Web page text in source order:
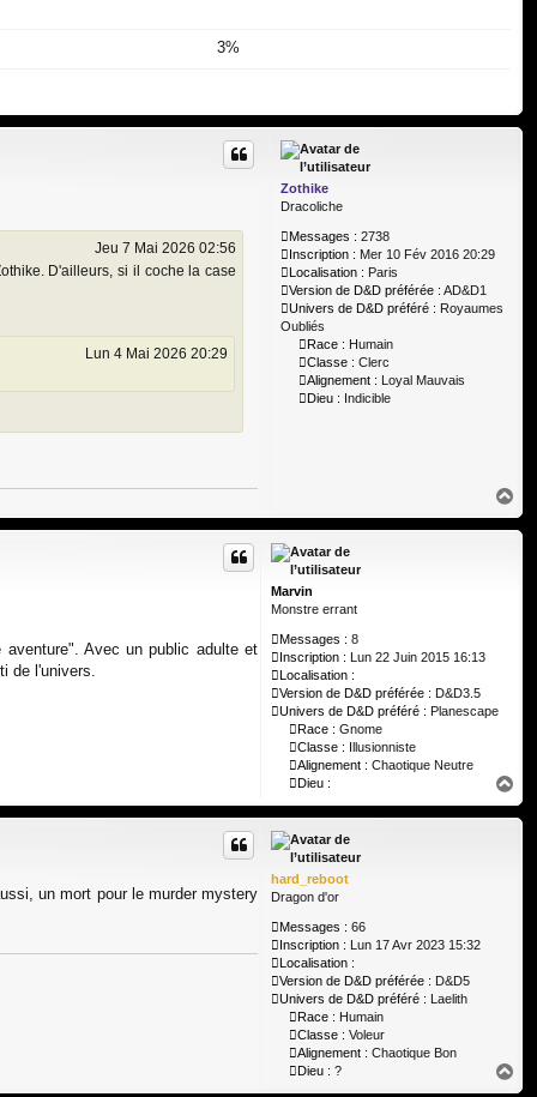
3%
Zothike
Dracoliche
Messages : 2738
Inscription : Mer 10 Fév 2016 20:29
Localisation : Paris
Version de D&D préférée : AD&D1
Univers de D&D préféré : Royaumes
Oubliés
Race : Humain
Classe : Clerc
Alignement : Loyal Mauvais
Dieu : Indicible
Jeu 7 Mai 2026 02:56
D'ailleurs, si il coche la case
Lun 4 Mai 2026 20:29
a
u
Marvin
Monstre errant
Messages : 8
Inscription : Lun 22 Juin 2015 16:13
Localisation :
Version de D&D préférée : D&D3.5
Univers de D&D préféré : Planescape
Race : Gnome
Classe : Illusionniste
Alignement : Chaotique Neutre
Dieu :
Avec un public adulte et
de l'univers.
a
u
hard_reboot
Dragon d'or
Messages : 66
Inscription : Lun 17 Avr 2023 15:32
Localisation :
Version de D&D préférée : D&D5
Univers de D&D préféré : Laelith
Race : Humain
Classe : Voleur
Alignement : Chaotique Bon
Dieu : ?
un mort pour le murder mystery
a